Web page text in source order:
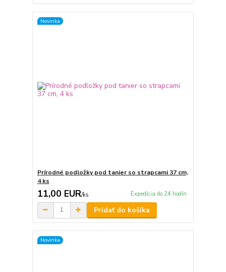
Novinka
Prírodné podložky pod tanier so strapcami 37 cm,
4 ks
11,00 EUR/ks Expedícia do 24 hodín
Pridať do košíka
Novinka